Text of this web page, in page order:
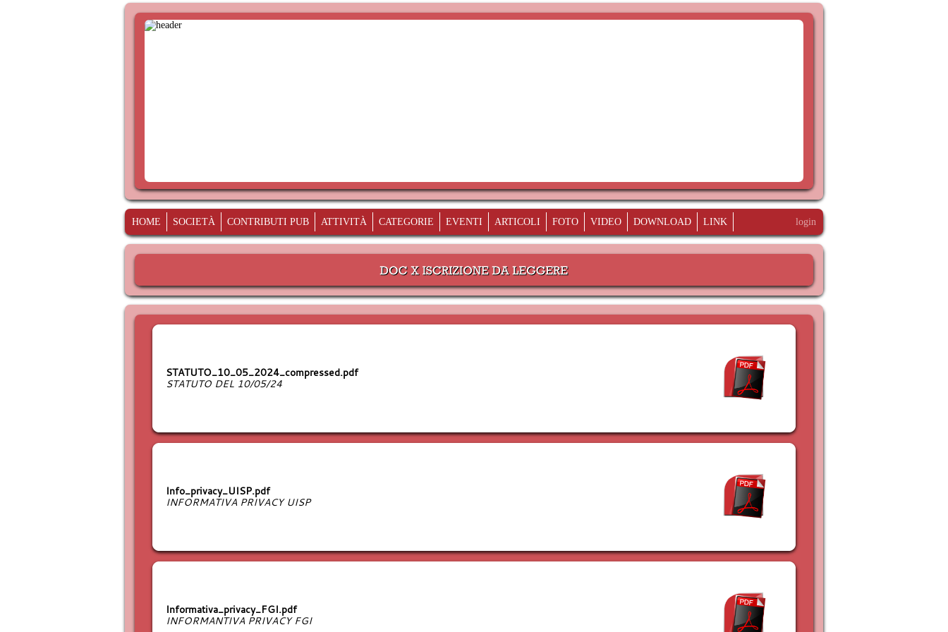
HOME SOCIETÀ CONTRIBUTI PUB ATTIVITÀ CATEGORIE EVENTI ARTICOLI FOTO VIDEO DOWNLOAD LINK login
STATUTO_10_05_2024_compressed.pdf
STATUTO DEL 10/05/24
Info_privacy_UISP.pdf
INFORMATIVA PRIVACY UISP
Informativa_privacy_FGI.pdf
INFORMANTIVA PRIVACY FGI